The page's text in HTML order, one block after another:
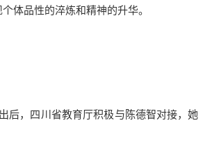
体品性的淬炼和精神的升华。
后，四川省教育厅积极与陈德智对接，她